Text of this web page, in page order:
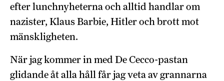
efter lunchnyheterna och alltid handlar om
nazister, Klaus Barbie, Hitler och brott mot
mänskligheten.
När jag kommer in med De Cecco-pastan
glidande åt alla håll får jag veta av grannarna